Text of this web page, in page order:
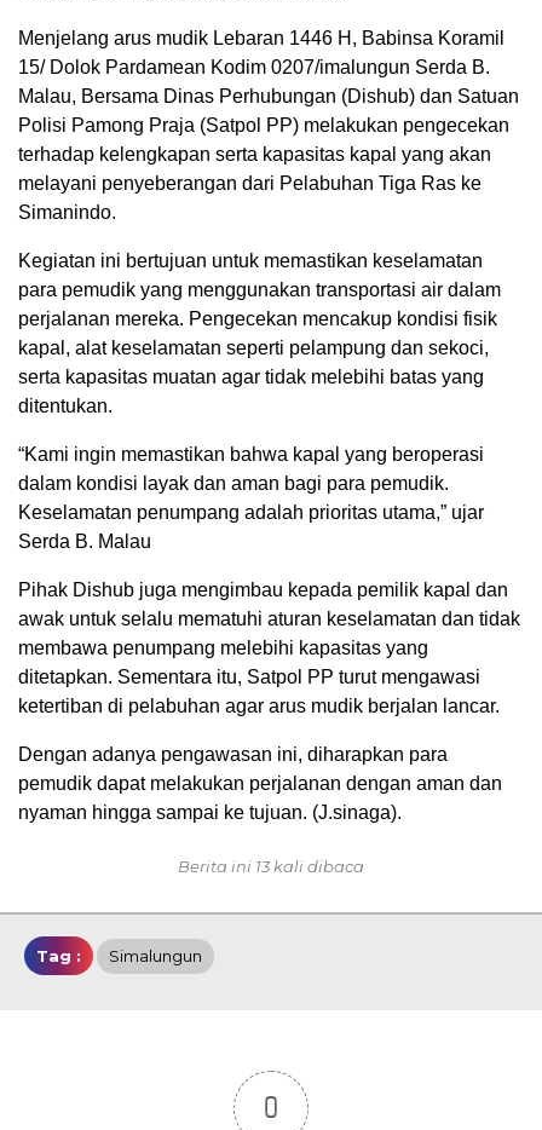
Menjelang arus mudik Lebaran 1446 H, Babinsa Koramil
15/ Dolok Pardamean Kodim 0207/imalungun Serda B.
Malau, Bersama Dinas Perhubungan (Dishub) dan Satuan
Polisi Pamong Praja (Satpol PP) melakukan pengecekan
terhadap kelengkapan serta kapasitas kapal yang akan
melayani penyeberangan dari Pelabuhan Tiga Ras ke
Simanindo.
Kegiatan ini bertujuan untuk memastikan keselamatan
para pemudik yang menggunakan transportasi air dalam
perjalanan mereka. Pengecekan mencakup kondisi fisik
kapal, alat keselamatan seperti pelampung dan sekoci,
serta kapasitas muatan agar tidak melebihi batas yang
ditentukan.
“Kami ingin memastikan bahwa kapal yang beroperasi
dalam kondisi layak dan aman bagi para pemudik.
Keselamatan penumpang adalah prioritas utama,” ujar
Serda B. Malau
Pihak Dishub juga mengimbau kepada pemilik kapal dan
awak untuk selalu mematuhi aturan keselamatan dan tidak
membawa penumpang melebihi kapasitas yang
ditetapkan. Sementara itu, Satpol PP turut mengawasi
ketertiban di pelabuhan agar arus mudik berjalan lancar.
Dengan adanya pengawasan ini, diharapkan para
pemudik dapat melakukan perjalanan dengan aman dan
nyaman hingga sampai ke tujuan. (J.sinaga).
Berita ini 13 kali dibaca
Tag : Simalungun
0